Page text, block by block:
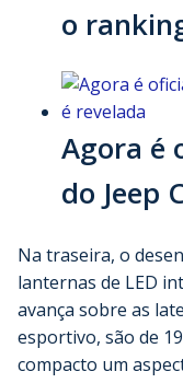
o
Agora é
do Jeep
Na traseira, o
lanternas de LED
avança sobre as
esportivo, são de
compacto um